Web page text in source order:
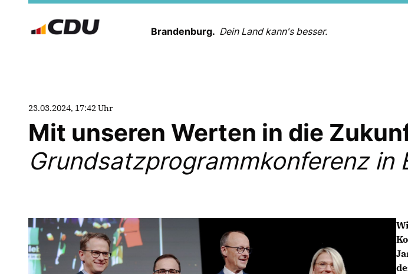
Brandenburg. Dein Land kann's besser.
23.03.2024, 17:42 Uhr
Mit unseren Werten in die
Grundsatzprogrammkonferenz in